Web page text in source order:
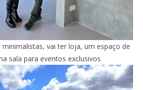
vai ter loja, um espaço de
sala para eventos exclusivos